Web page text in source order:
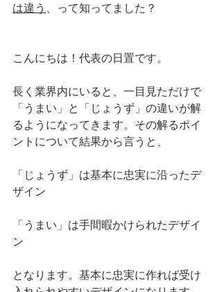
は違う
、って知ってました？
こんにちは！代表の日置です。
長く業界内にいると、一目見ただけで
「うまい」と「じょうず」の違いが解
るようになってきます。その解るポイ
ントについて結果から言うと、
「じょうず」は基本に忠実に沿ったデ
ザイン
「うまい」は手間暇かけられたデザイ
ン
となります。基本に忠実に作れば受け